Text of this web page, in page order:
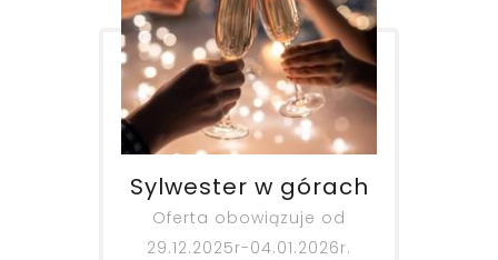
Sylwester w górach
Oferta obowiązuje od
29.12.2025r-04.01.2026r.